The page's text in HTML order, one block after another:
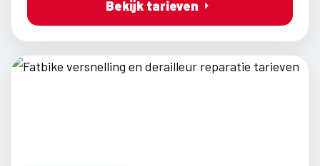
Bekijk tarieven